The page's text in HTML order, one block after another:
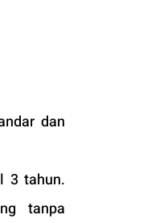
dan
3 tahun.
tanpa